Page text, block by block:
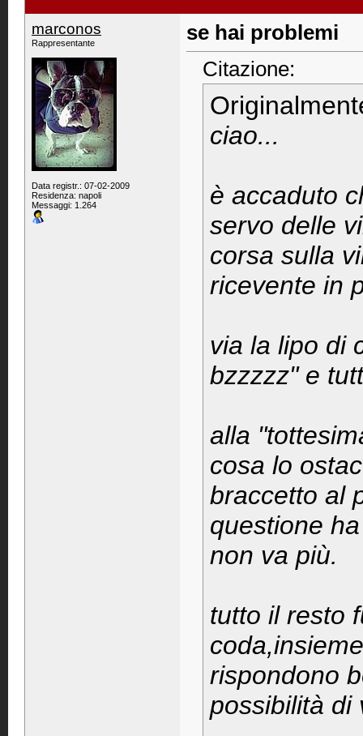
marconos
Rappresentante
Data registr.: 07-02-2009
Residenza: napoli
Messaggi: 1.264
se hai problemi
Citazione:
ciao...
è accaduto
servo delle
corsa sulla
ricevente in
via la lipo di
bzzzzz" e
alla
cosa lo
braccetto al
questione
non va più.
tutto il resto
rispondono
possibilità di